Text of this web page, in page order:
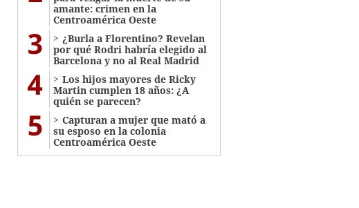
amante: crimen en la
Centroamérica Oeste
3
¿Burla a Florentino? Revelan
por qué Rodri habría elegido al
Barcelona y no al Real Madrid
4
Los hijos mayores de Ricky
Martin cumplen 18 años: ¿A
quién se parecen?
5
Capturan a mujer que mató a
su esposo en la colonia
Centroamérica Oeste